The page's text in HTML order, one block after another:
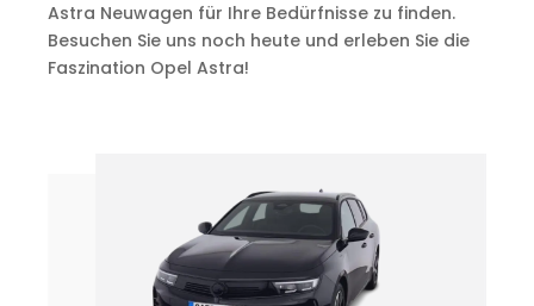
Astra Neuwagen für Ihre Bedürfnisse zu finden.
Besuchen Sie uns noch heute und erleben Sie die
Faszination Opel Astra!